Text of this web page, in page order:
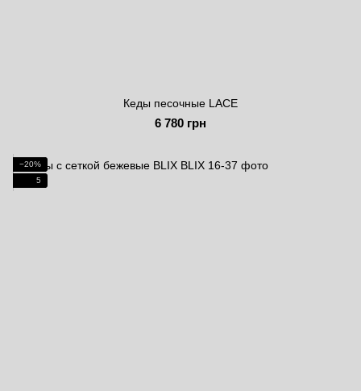
Кеды песочные LACE
6 780 грн
−20%
5